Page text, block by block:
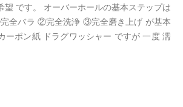
望 です。 オーバーホールの基本ステップは
全バラ ②完全洗浄 ③完全磨き上げ が基本
ーボン紙 ドラグワッシャー ですが 一度 濡